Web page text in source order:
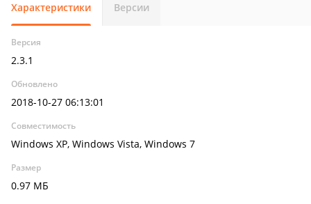
Характеристики Версии
Версия
2.3.1
Обновлено
2018-10-27 06:13:01
Совместимость
Windows XP, Windows Vista, Windows 7
Размер
0.97 МБ